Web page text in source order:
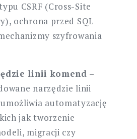
CSRF (Cross-Site
ochrona przed SQL
szyfrowania
linii komend –
narzędzie linii
automatyzację
jak tworzenie
migracji czy